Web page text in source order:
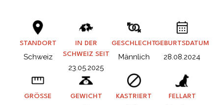
STANDORT
Schweiz
IN DER
SCHWEIZ SEIT
23.05.2025
GESCHLECHT
Männlich
GEBURTSDATUM
28.08.2024
GRÖSSE GEWICHT KASTRIERT FELLART